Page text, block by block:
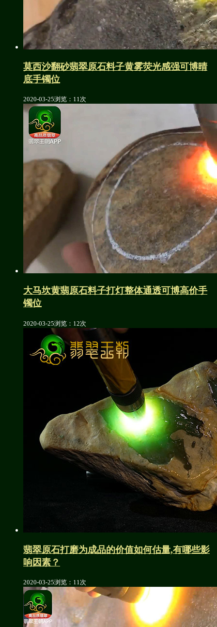
莫西沙翻砂翡翠原石料子黄雾荧光感强可博晴
底手镯位
2020-03-25浏览：11次
大马坎黄翡原石料子打灯整体通透可博高价手
镯位
2020-03-25浏览：12次
翡翠原石打磨为成品的价值如何估量,有哪些影
响因素？
2020-03-25浏览：11次